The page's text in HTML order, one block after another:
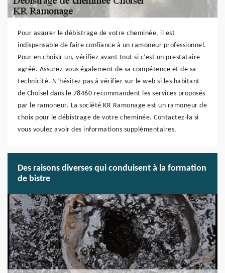
Pour assurer le débistrage de votre cheminée, il est
indispensable de faire confiance à un ramoneur professionnel.
Pour en choisir un, vérifiez avant tout si c’est un prestataire
agréé. Assurez-vous également de sa compétence et de sa
technicité. N’hésitez pas à vérifier sur le web si les habitant
de Choisel dans le 78460 recommandent les services proposés
par le ramoneur. La société KR Ramonage est un ramoneur de
choix pour le débistrage de votre cheminée. Contactez-la si
vous voulez avoir des informations supplémentaires.
Des raisons diverses qui conduisent à la formation
de bistre